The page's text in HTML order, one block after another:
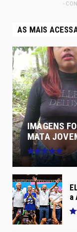
-
AS MAIS
IMAGENS
MATA
a